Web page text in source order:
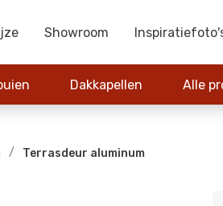
Showroom
Dakkapellen Alle
/ Terrasdeur aluminum